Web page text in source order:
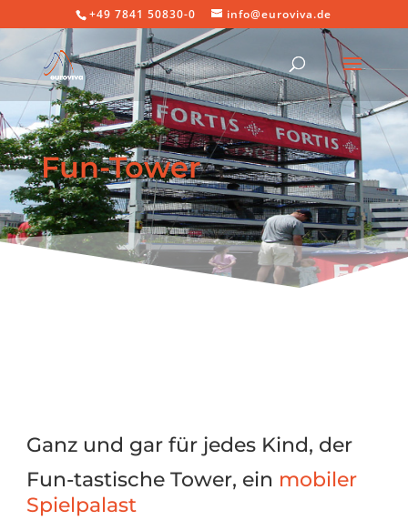
+49 7841 50830-0 info@euroviva.de
Fun-Tower
Ganz und gar für jedes Kind, der
Fun-tastische Tower, ein mobiler
Spielpalast